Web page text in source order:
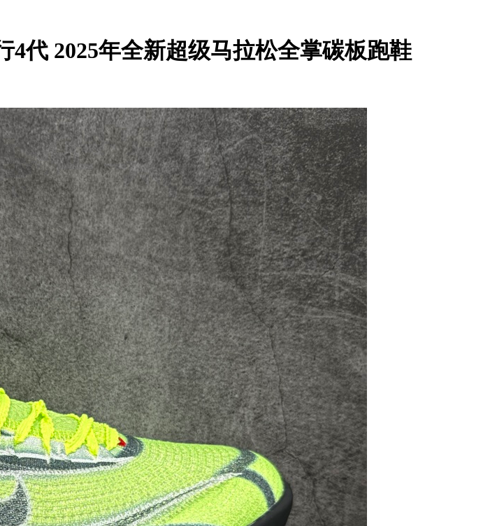
代 2025年全新超级马拉松全掌碳板跑鞋